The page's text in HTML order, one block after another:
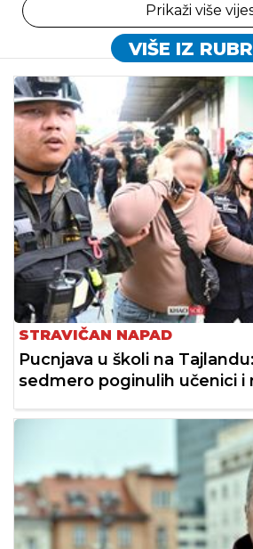
Prikaži više
VIŠE IZ
STRAVIČAN NAPAD
Pucnjava u školi na
sedmero poginulih učenici i